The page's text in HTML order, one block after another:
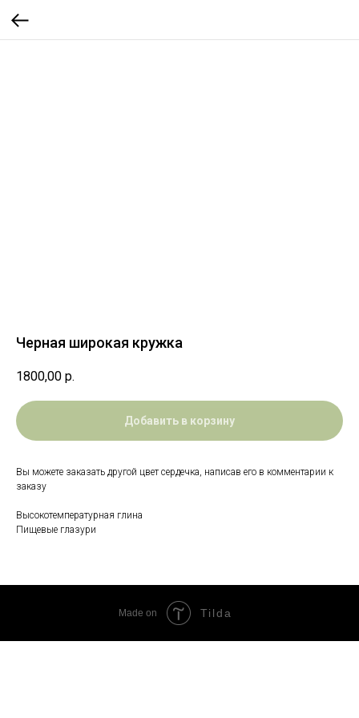
Черная широкая кружка
1800,00 р.
Добавить в корзину
Вы можете заказать другой цвет сердечка, написав его в комментарии к
заказу
Высокотемпературная глина
Пищевые глазури
Made on Tilda